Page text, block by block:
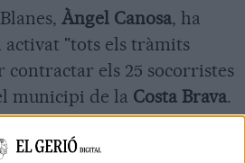
Àngel Canosa, ha
activat "tots els tràmits
els 25 socorristes
municipi de la Costa Brava.
que aquest any han
a la situació i ja han